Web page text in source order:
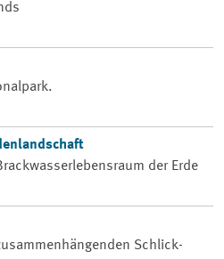
der Erde
Schlick-